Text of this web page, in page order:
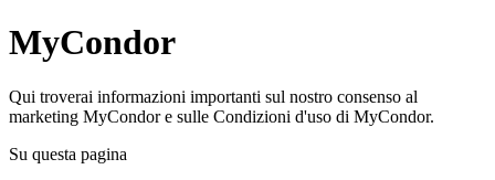
MyCondor
Qui troverai informazioni importanti sul nostro consenso al
marketing MyCondor e sulle Condizioni d'uso di MyCondor.
Su questa pagina